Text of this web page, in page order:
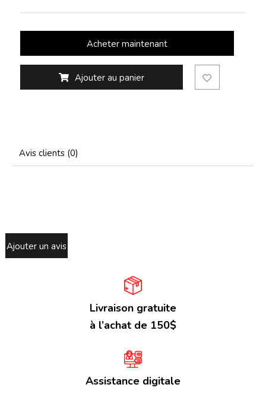
Acheter maintenant
Ajouter au panier
Avis clients (0)
Ajouter un avis
Livraison gratuite
à l’achat de 150$
Assistance digitale